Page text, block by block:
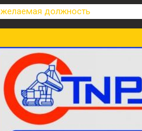
желаемая должность